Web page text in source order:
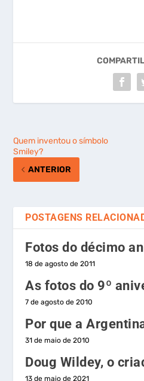
Quem inventou o símbolo
Smiley?
ANTERIOR
POSTAGENS
Fotos do décimo
18 de agosto de 2011
As fotos do 9º
7 de agosto de 2010
Por que a
31 de maio de 2010
Doug Wildey, o
13 de maio de 2021